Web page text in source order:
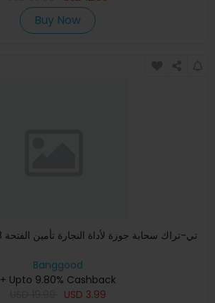
Buy Now
ماشيفيت 5 قطع M8 تي-تراك سحابة جوزة لأداة النجارة تأمين الفتحة
Banggood
+ Upto 9.80% Cashback
USD 3.99